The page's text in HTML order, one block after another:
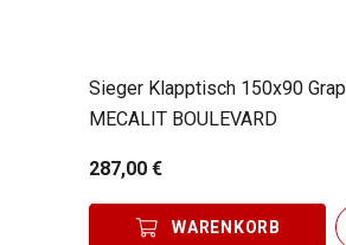
Sieger Klapptisch 150x90
MECALIT BOULEVARD
287,00 €
WARENKORB